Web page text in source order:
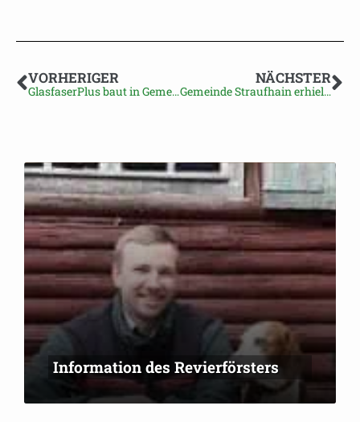
VORHERIGER
GlasfaserPlus baut in Gemeinde Straufhain Glasfaser-Anschlüsse
NÄCHSTER
Gemeinde Straufhain erhielt Ehrenurkunde für nachhaltige Waldwirtschaft
Information des Revierförsters